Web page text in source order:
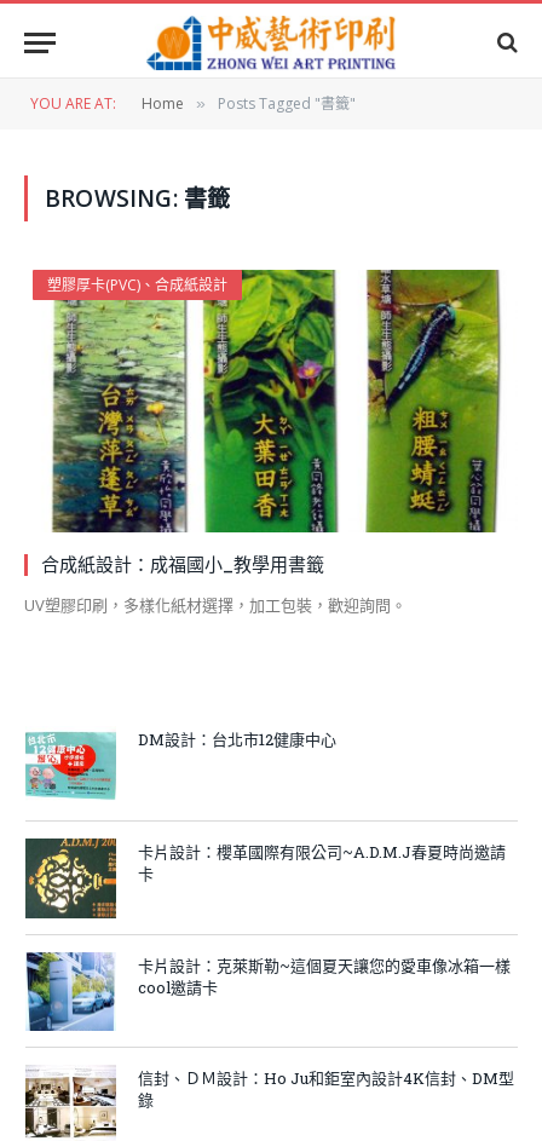
YOU ARE AT: Home » Posts Tagged "書籤"
BROWSING: 書籤
塑膠厚卡(PVC)、合成紙設計
合成紙設計：成福國小_教學用書籤
UV塑膠印刷，多樣化紙材選擇，加工包裝，歡迎詢問。
DM設計：台北市12健康中心
卡片設計：櫻革國際有限公司~A.D.M.J春夏時尚邀請
卡
卡片設計：克萊斯勒~這個夏天讓您的愛車像冰箱一樣
cool邀請卡
信封、ＤＭ設計：Ho Ju和鉅室內設計4K信封、DM型
錄